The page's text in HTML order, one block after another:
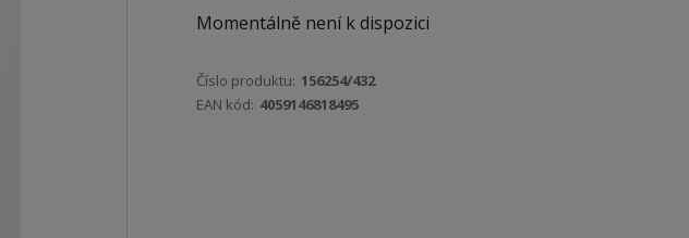
Momentálně není k dispozici
Číslo produktu: 156254/432
EAN kód: 4059146818495